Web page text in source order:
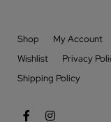
Shop My Account
Wishlist
Privacy
Shipping Policy